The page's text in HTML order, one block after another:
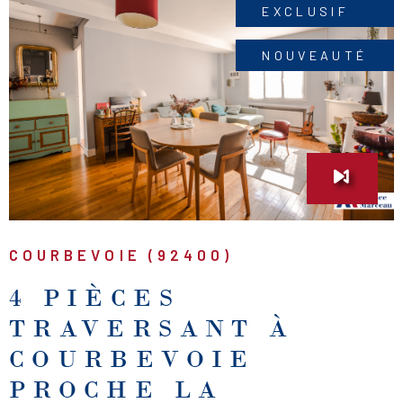
(article L. 721-1 du CCH). Cette annonce vous est
présentée par Christophe Guéguen. Je reste à votre
disposition pour toute question complémentaire.
COURBEVOIE (92400)
4 PIÈCES
TRAVERSANT À
COURBEVOIE
PROCHE LA
EXCLUSIF
NOUVEAUTÉ
VOIR LE BIEN